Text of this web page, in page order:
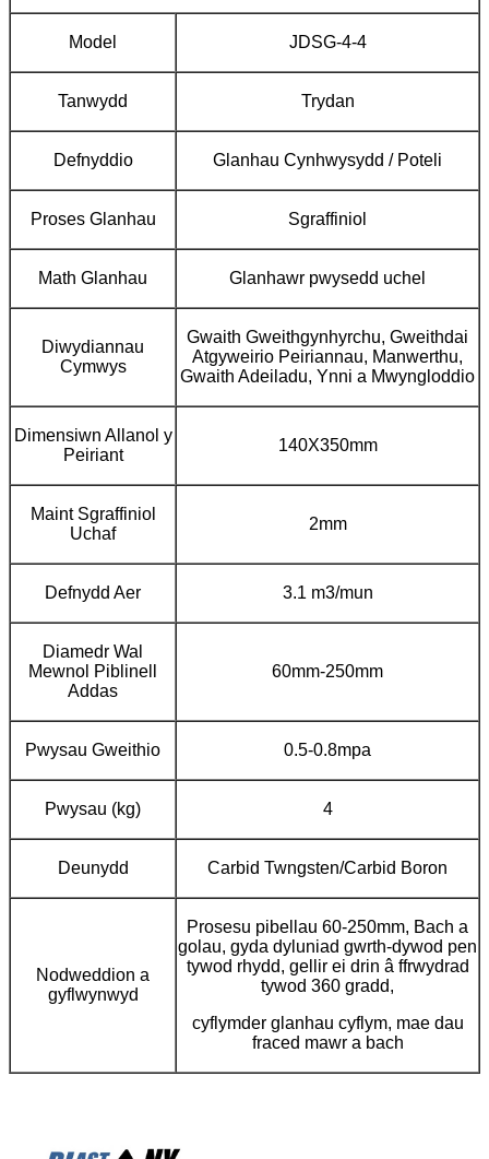
Model JDSG-4-4
Tanwydd Trydan
Defnyddio Glanhau Cynhwysydd / Poteli
Proses Glanhau Sgraffiniol
Math Glanhau Glanhawr pwysedd uchel
Diwydiannau
Cymwys
Gwaith Gweithgynhyrchu, Gweithdai
Atgyweirio Peiriannau, Manwerthu,
Gwaith Adeiladu, Ynni a Mwyngloddio
Dimensiwn Allanol y
Peiriant
140X350mm
Maint Sgraffiniol
Uchaf
2mm
Defnydd Aer 3.1 m3/mun
Diamedr Wal
Mewnol Piblinell
Addas
60mm-250mm
Pwysau Gweithio 0.5-0.8mpa
Pwysau (kg) 4
Deunydd Carbid Twngsten/Carbid Boron
Nodweddion a
gyflwynwyd
Prosesu pibellau 60-250mm, Bach a
golau, gyda dyluniad gwrth-dywod pen
tywod rhydd, gellir ei drin â ffrwydrad
tywod 360 gradd,
cyflymder glanhau cyflym, mae dau
fraced mawr a bach